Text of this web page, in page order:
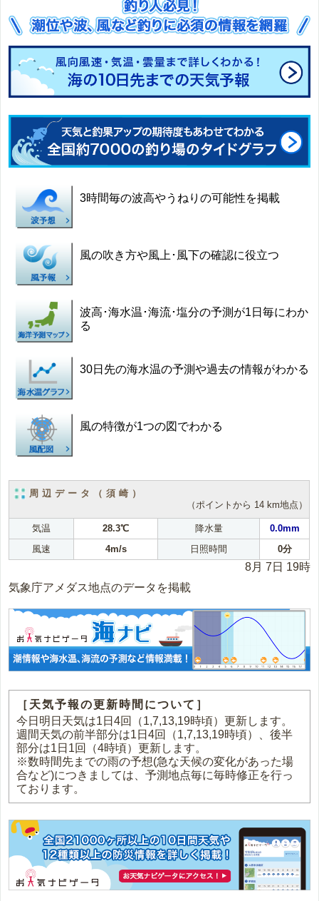
3時間毎の波高やうねりの可能性を掲載
風の吹き方や風上･風下の確認に役立つ
波高･海水温･海流･塩分の予測が1日毎にわか
る
30日先の海水温の予測や過去の情報がわかる
風の特徴が1つの図でわかる
周辺データ（須崎）
（ポイントから 14 km地点）
気温 28.3℃ 降水量
0.0mm
風速
4m/s 日照時間 0分
8月 7日 19時
気象庁アメダス地点のデータを掲載
［天気予報の更新時間について］
今日明日天気は1日4回（1,7,13,19時頃）更新します。
週間天気の前半部分は1日4回（1,7,13,19時頃）、後半
部分は1日1回（4時頃）更新します。
※数時間先までの雨の予想(急な天候の変化があった場
合など)につきましては、予測地点毎に毎時修正を行っ
ております。